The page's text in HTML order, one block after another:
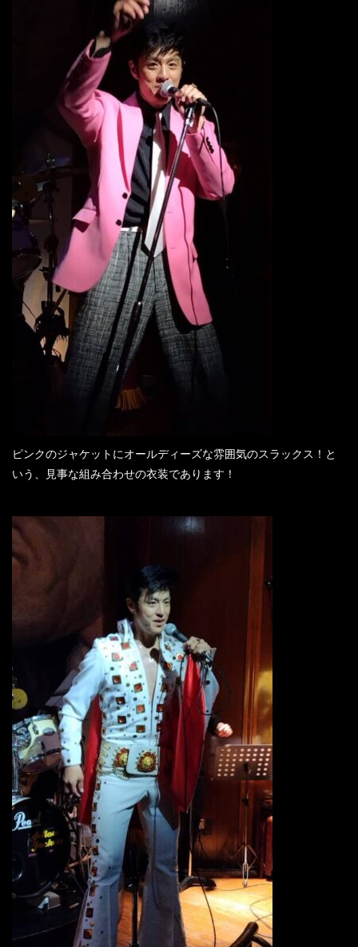
ピンクのジャケットにオールディーズな雰囲気のスラックス！と
いう、見事な組み合わせの衣装であります！